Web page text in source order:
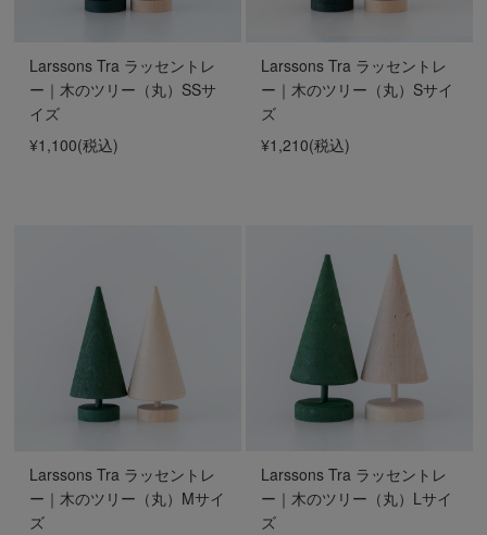
Larssons Tra ラッセントレ
ー｜木のツリー（丸）SSサ
イズ
¥1,100(税込)
Larssons Tra ラッセントレ
ー｜木のツリー（丸）Sサイ
ズ
¥1,210(税込)
Larssons Tra ラッセントレ
ー｜木のツリー（丸）Mサイ
ズ
Larssons Tra ラッセントレ
ー｜木のツリー（丸）Lサイ
ズ